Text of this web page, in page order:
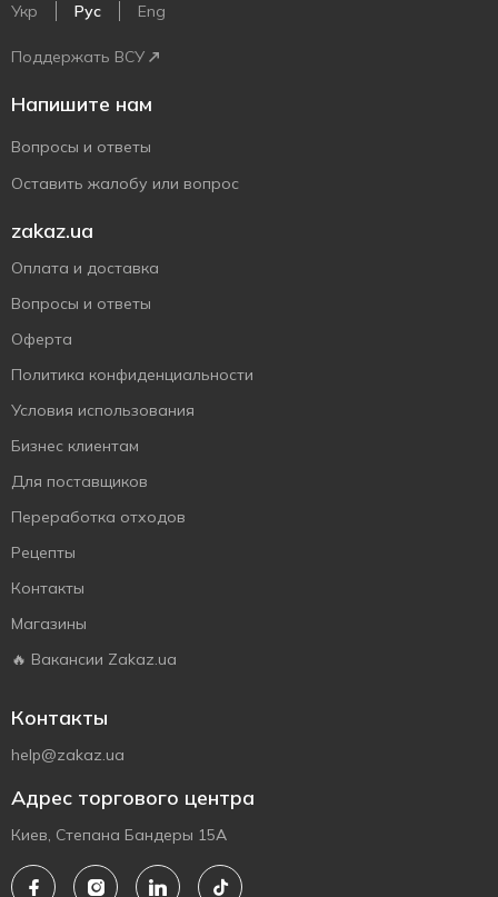
Укр Рус Eng
Поддержать ВСУ
Напишите нам
Вопросы и ответы
Оставить жалобу или вопрос
zakaz.ua
Оплата и доставка
Вопросы и ответы
Оферта
Политика конфиденциальности
Условия использования
Бизнес клиентам
Для поставщиков
Переработка отходов
Рецепты
Контакты
Магазины
🔥 Вакансии Zakaz.ua
Контакты
help@zakaz.ua
Адрес торгового центра
Киев, Степана Бандеры 15А